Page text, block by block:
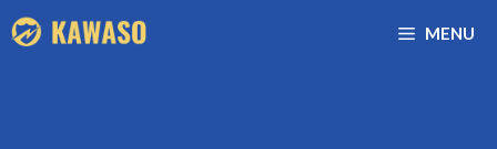
Aller
au
MENU